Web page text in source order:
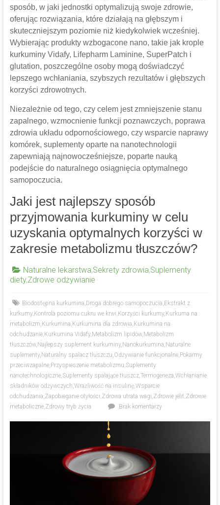
sposób, w jaki jednostki optymalizują swoje zdrowie,
oferując rozwiązania, które działają na głębszym i
skuteczniejszym poziomie niż kiedykolwiek wcześniej.
Wybierając produkty wzbogacone nano, takie jak krople
kurkuminy Vidafy, Lifepharm Laminine, SuperPatch i
glutation, poszczególne osoby mogą doświadczyć
lepszego wchłaniania, szybszych rezultatów i głębszych
korzyści zdrowotnych.
Niezależnie od tego, czy celem jest zmniejszenie stanu
zapalnego, wzmocnienie funkcji poznawczych, poprawa
zdrowia układu odpornościowego, czy wsparcie naprawy
komórek, suplementy oparte na nanotechnologii
zapewniają najnowocześniejsze, poparte nauką
podejście do naturalnego osiągnięcia optymalnego
samopoczucia.
Jaki jest najlepszy sposób
przyjmowania kurkuminy w celu
uzyskania optymalnych korzyści w
zakresie metabolizmu tłuszczów?
Naturalne lekarstwa,Sekrety zdrowia,Suplementy
diety,Zdrowe odżywianie
Biodostępna kurkumina, Droga dobrego samopoczucia, Ekstrakt z
kurkumy, Kontrola poziomu cukru we krwi, Korzyści kurkumy, Kurkuma na
metabolizm, Kurkumina, Kurkumina dla zdrowia, Kurkumina na
odchudzanie, Kurkumina Vidafy, Metabolizm lipidów, Metabolizm
tłuszczów, Najlepszy suplement kurkuminy, Nanokurkumina, Naturalne
suplementy, Naturalny spalacz tłuszczu,Odżywianie funkcjonalne, Pokarmy
przeciwzapalne, Przyspieszenie metabolizmu,Suplementy
nanotechnologiczne,Suplementy spalające tłuszcz,Termogeneza,Wchłanianie
składników odżywczych,Wrażliwość na insulinę,Wsparcie
odchudzania,Zapobieganie otyłości,Zdrowa utrata wagi,Zdrowie jelit,Zdrowie
metaboliczne,Zdrowy tryb życia Brak komentarzy